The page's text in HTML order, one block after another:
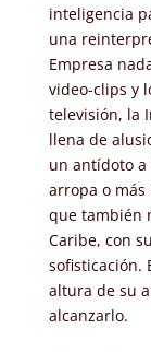
inteligencia
una
Empresa
video-clips y
televisión, la
llena de
un antídoto
arropa o más
que también
Caribe, con
sofisticación.
altura de su
alcanzarlo.